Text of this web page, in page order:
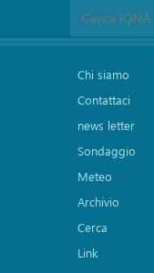
Chi siamo
Contattaci
news letter
Sondaggio
Meteo
Archivio
Cerca
Link